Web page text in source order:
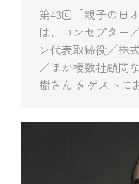
第43回「親子の日
は、コンセプター
ン代表取締役／株
／ほか複数社顧問
樹さん をゲストに